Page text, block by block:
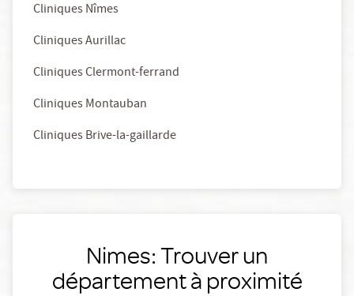
Cliniques Nîmes
Cliniques Aurillac
Cliniques Clermont-ferrand
Cliniques Montauban
Cliniques Brive-la-gaillarde
Nimes: Trouver un
département à proximité